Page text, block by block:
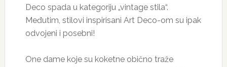
Deco spada u kategoriju „vintage stila“.
Međutim, stilovi inspirisani Art Deco-om su ipak
odvojeni i posebni!
One dame koje su koketne obično traže